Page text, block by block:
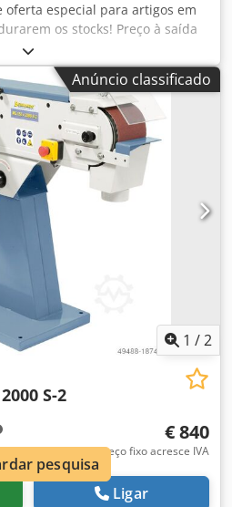
oferta especial para artigos em
os stocks! Preço à saída
Lixadeira de cinta: Bernardo
S-2 Condição: Nova Dimensões
Ajb Hhkgsixowa
/ 29 m/seg. Roda de contacto Ø
retificação de superfícies: 460 x
Ø: 100 mm Potência de saída
kW Potência de entrada do
Tensão: 400 V Dimensões (C x L
Peso aprox.: 67 kg Embalagem
Anúncio classificado
1 /2
S-2
€ 840
Preço fixo acresce IVA
Ligar
pesquisa